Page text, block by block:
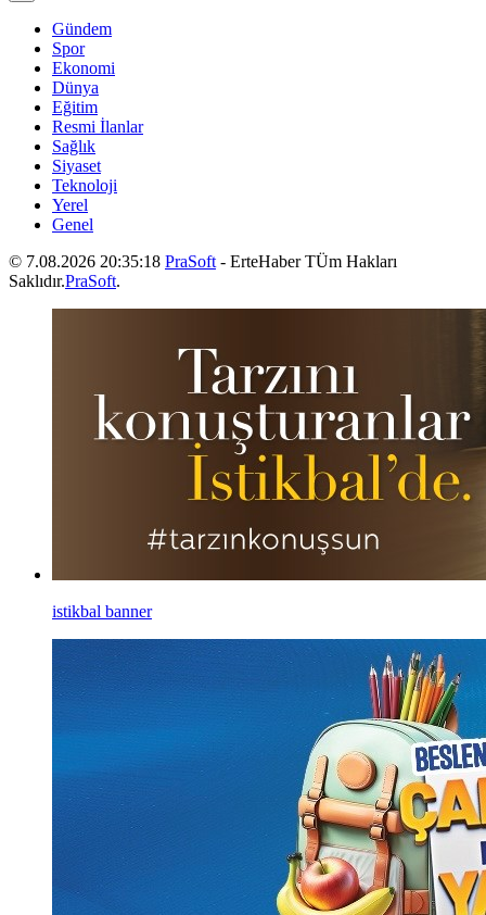
Gündem
Spor
Ekonomi
Dünya
Eğitim
Resmi İlanlar
Sağlık
Siyaset
Teknoloji
Yerel
Genel
© 7.08.2026 20:35:18 PraSoft - ErteHaber TÜm Hakları
Saklıdır.PraSoft.
istikbal banner